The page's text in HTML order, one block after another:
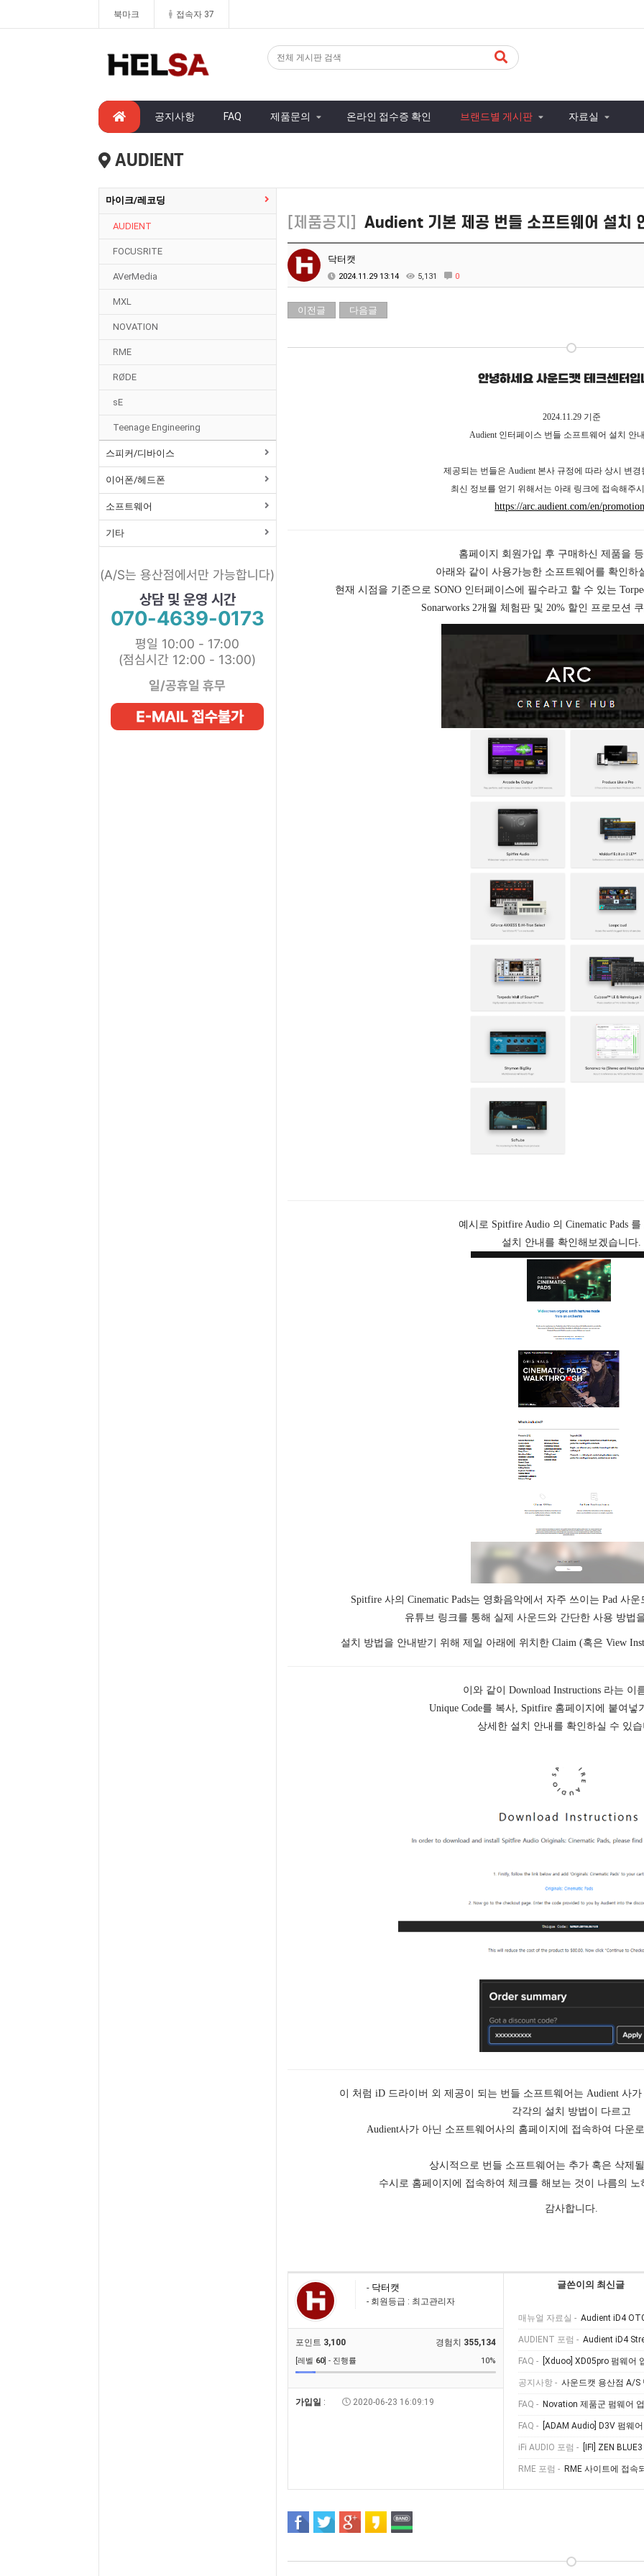
북마크 접속자 37
공지사항 FAQ 제품문의 온라인 접수증 확인 브랜드별 게시판 자료실
AUDIENT
마이크/레코딩
AUDIENT
FOCUSRITE
AVerMedia
MXL
NOVATION
RME
RØDE
sE
Teenage Engineering
스피커/디바이스
이어폰/헤드폰
소프트웨어
기타
(A/S는 용산점에서만 가능합니다)
상담 및 운영 시간
070-4639-0173
평일 10:00 - 17:00
(점심시간 12:00 - 13:00)
일/공휴일 휴무
[제품공지] Audient 기본 제공 번들 소프트웨어 설
닥터캣
2024.11.29 13:14 5,131 0
이전글 다음글
안녕하세요 사운드캣 테크센터입
2024.11.29 기준
Audient 인터페이스 번들 소프트웨어 설치 안
제공되는 번들은 Audient 본사 규정에 따라 상시 변경
최신 정보를 얻기 위해서는 아래 링크에 접속해주
https://arc.audient.com/en/
홈페이지 회원가입 후 구매하신 제품을
아래와 같이 사용가능한 소프트웨어를 확인하
현재 시점을 기준으로 SONO 인터페이스에 필수라고 할 수 있는
Sonarworks 2개월 체험판 및 20% 할인 프로모션
예시로 Spitfire Audio 의 Cinematic Pads 를
설치 안내를 확인해보겠습니다.
Spitfire 사의 Cinematic Pads는 영화음악에서 자주 쓰이는 Pad 사
유튜브 링크를 통해 실제 사운드와 간단한 사용 방법
설치 방법을 안내받기 위해 제일 아래에 위치한 Claim (혹은 View
이와 같이 Download Instructions 라는 이
Unique Code를 복사, Spitfire 홈페이지에 붙여넣
상세한 설치 안내를 확인하실 수 있습
이 처럼 iD 드라이버 외 제공이 되는 번들 소프트웨어는 Audient 사
각각의 설치 방법이 다르고
Audient사가 아닌 소프트웨어사의 홈페이지에 접속하여 다운
상시적으로 번들 소프트웨어는 추가 혹은 삭제
수시로 홈페이지에 접속하여 체크를 해보는 것이 나름의
감사합니다.
- 닥터캣
- 회원등급 : 최고관리자
포인트 3,100 경험치 355,134
[레벨 60] - 진행률 10%
가입일 : 2020-06-23 16:09:19
글쓴이의 최신글
매뉴얼 자료실 - Audient iD4
AUDIENT 포럼 - Audient iD4 Stream
FAQ - [Xduoo] XD05pro 펌웨어
공지사항 - 사운드캣 용산점 A/S
FAQ - Novation 제품군 펌웨어 업데이
FAQ - [ADAM Audio] D3V 펌웨어 업데
iFi AUDIO 포럼 - [IFI] ZEN
RME 포럼 - RME 사이트에 접속